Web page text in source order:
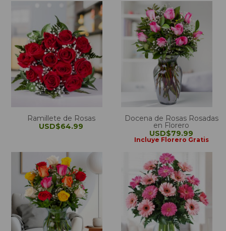
Ramillete de Rosas
USD$64.99
Docena de Rosas Rosadas
en Florero
USD$79.99
Incluye Florero Gratis